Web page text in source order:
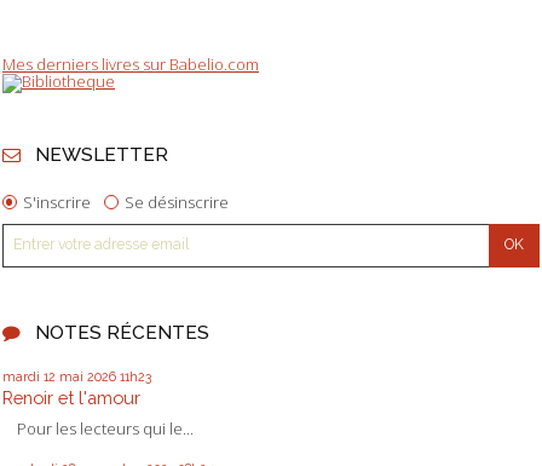
Mes derniers livres sur Babelio.com
NEWSLETTER
S'inscrire Se désinscrire
NOTES RÉCENTES
mardi 12 mai 2026 11h23
Renoir et l'amour
Pour les lecteurs qui le...